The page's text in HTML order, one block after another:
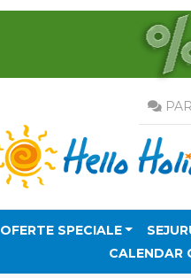
OFERTE SPECIALE
CALENDAR